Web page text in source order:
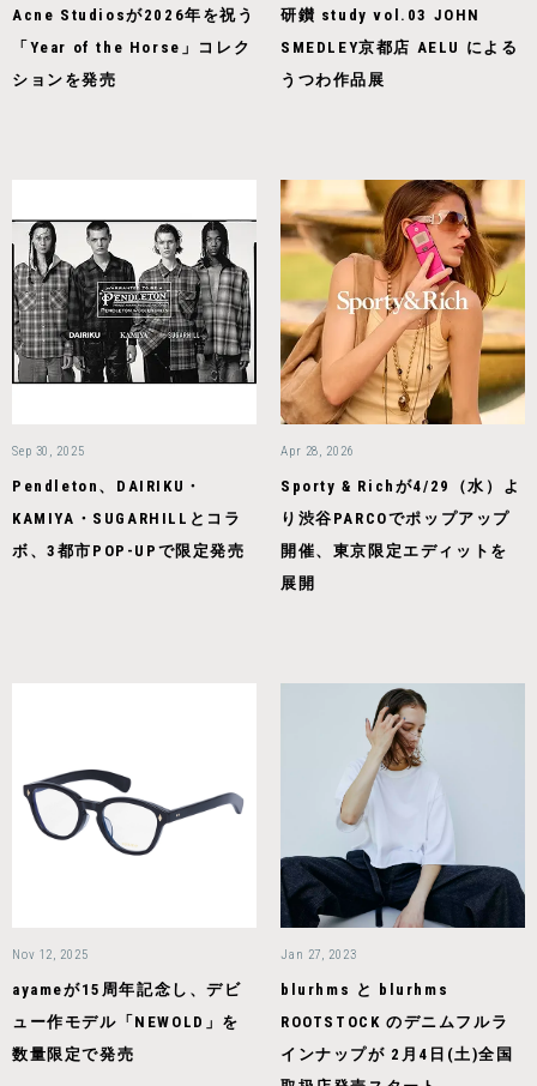
Acne Studiosが2026年を祝う
「Year of the Horse」コレク
ションを発売
研鑚 study vol.03 JOHN
SMEDLEY京都店 AELU による
うつわ作品展
Sep 30, 2025
Pendleton、DAIRIKU・
KAMIYA・SUGARHILLとコラ
ボ、3都市POP-UPで限定発売
Apr 28, 2026
Sporty & Richが4/29（水）よ
り渋谷PARCOでポップアップ
開催、東京限定エディットを
展開
Nov 12, 2025
ayameが15周年記念し、デビ
ュー作モデル「NEWOLD」を
数量限定で発売
Jan 27, 2023
blurhms と blurhms
ROOTSTOCK のデニムフルラ
インナップが 2月4日(土)全国